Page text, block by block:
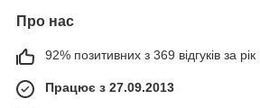
Про нас
92% позитивних з 369 відгуків за рік
Працює з 27.09.2013